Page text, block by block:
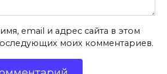
email и адрес сайта в этом
моих комментариев.